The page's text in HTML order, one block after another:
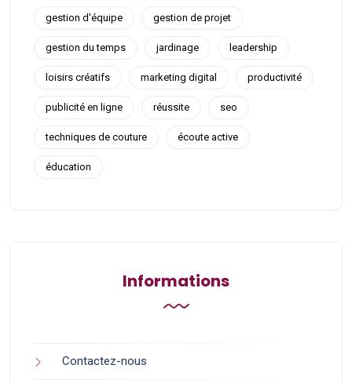
gestion d'équipe gestion de projet
gestion du temps jardinage leadership
loisirs créatifs marketing digital productivité
publicité en ligne réussite seo
techniques de couture écoute active
éducation
Informations
Contactez-nous